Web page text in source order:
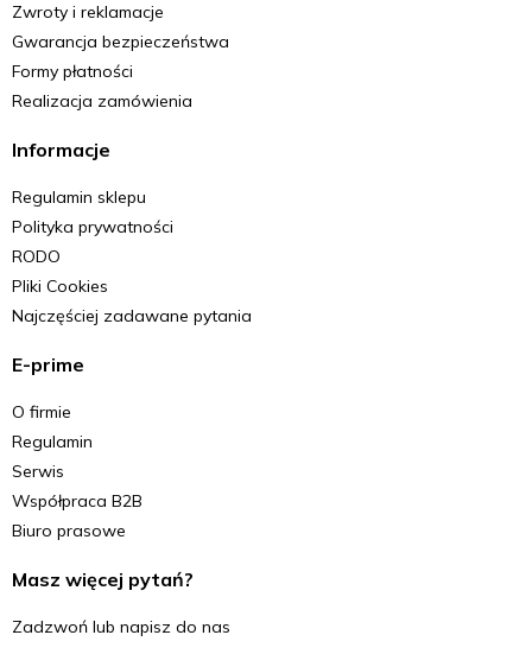
Zwroty i reklamacje
Gwarancja bezpieczeństwa
Formy płatności
Realizacja zamówienia
Informacje
Regulamin sklepu
Polityka prywatności
RODO
Pliki Cookies
Najczęściej zadawane pytania
E-prime
O firmie
Regulamin
Serwis
Współpraca B2B
Biuro prasowe
Masz więcej pytań?
Zadzwoń lub napisz do nas